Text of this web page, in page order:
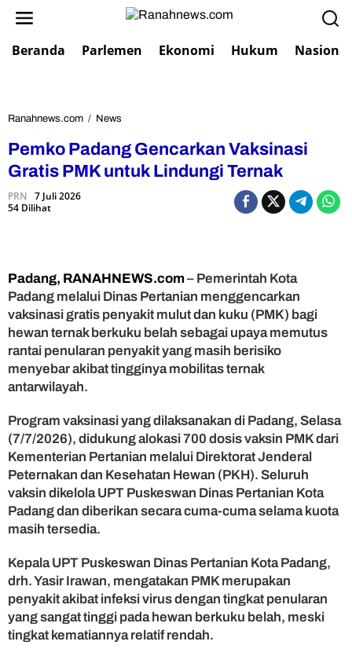
Beranda Parlemen Ekonomi Hukum Nasional
Ranahnews.com / News
m
k
g
G
n
c
a
r
n
k
s
n
i
a
t
i
Pemko Padang Gencarkan Vaksinasi
Gratis PMK untuk Lindungi Ternak
PRN 7 Juli 2026
54 Dilihat
Padang, RANAHNEWS.com– Pemerintah Kota
Padang melalui Dinas Pertanian menggencarkan
vaksinasi gratis penyakit mulut dan kuku (PMK) bagi
hewan ternak berkuku belah sebagai upaya memutus
rantai penularan penyakit yang masih berisiko
menyebar akibat tingginya mobilitas ternak
antarwilayah.
Program vaksinasi yang dilaksanakan di Padang, Selasa
(7/7/2026), didukung alokasi 700 dosis vaksin PMK dari
Kementerian Pertanian melalui Direktorat Jenderal
Peternakan dan Kesehatan Hewan (PKH). Seluruh
vaksin dikelola UPT Puskeswan Dinas Pertanian Kota
Padang dan diberikan secara cuma-cuma selama kuota
masih tersedia.
Kepala UPT Puskeswan Dinas Pertanian Kota Padang,
drh. Yasir Irawan, mengatakan PMK merupakan
penyakit akibat infeksi virus dengan tingkat penularan
yang sangat tinggi pada hewan berkuku belah, meski
tingkat kematiannya relatif rendah.